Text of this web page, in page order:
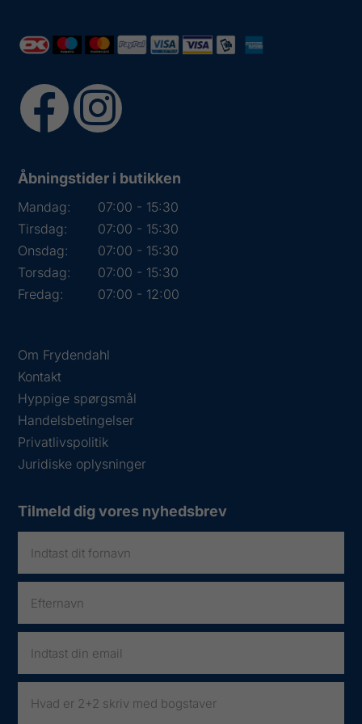
Åbningstider i butikken
Mandag:
07:00 - 15:30
Tirsdag:
07:00 - 15:30
Onsdag:
07:00 - 15:30
Torsdag:
07:00 - 15:30
Fredag:
07:00 - 12:00
Om Frydendahl
Kontakt
Hyppige spørgsmål
Handelsbetingelser
Privatlivspolitik
Juridiske oplysninger
Tilmeld dig vores nyhedsbrev